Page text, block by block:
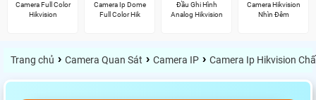
Camera Full Color
Hikvision
Camera Ip Dome
Full Color Hik
Đầu Ghi Hình
Analog Hikvision
Camera Hikvision
Nhìn Đêm
Trang chủ › Camera Quan Sát › Camera IP › Camera Ip Hikvision